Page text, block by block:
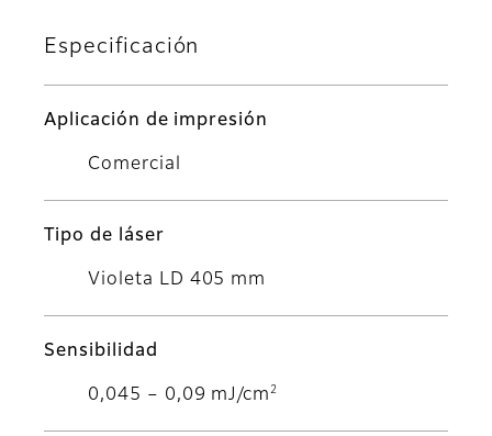
Especificación
Aplicación de impresión
Comercial
Tipo de láser
Violeta LD 405 mm
Sensibilidad
0,045 – 0,09 mJ/cm2